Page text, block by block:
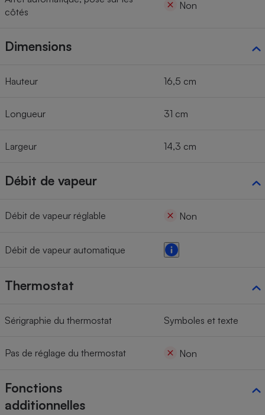
côtés
Non
Dimensions
Hauteur 16,5 cm
Longueur 31 cm
Largeur 14,3 cm
Débit de vapeur
Débit de vapeur réglable Non
Débit de vapeur automatique
Thermostat
Sérigraphie du thermostat Symboles et texte
Pas de réglage du thermostat Non
Fonctions
additionnelles